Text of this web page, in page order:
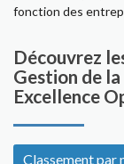
fonction des
Découvrez
Gestion de
Excellence